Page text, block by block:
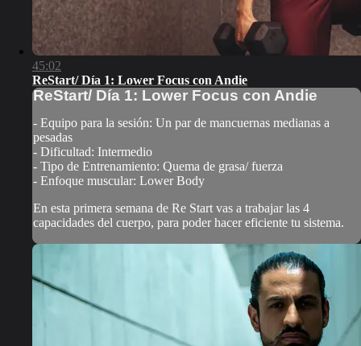
45:02
ReStart/ Día 1: Lower Focus con Andie
ReStart/ Día 1: Lower Focus con Andie
- Equipo para la sesión: Un par de mancuernas medianas a
pesadas
- Dificultad: Intermedio
- Tipo de Entrenamiento: Quema de grasa/ fuerza
- Enfoque muscular: Lower Body
En esta primera semana de Re Start vas a trabajar las 4
capacidades del cuerpo, para poder hacer eficiente tu sistema.